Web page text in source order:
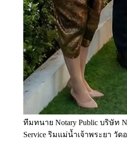
ทีมทนาย Notary Public บริษัท
Service ริมแม่น้ำเจ้าพระยา วั